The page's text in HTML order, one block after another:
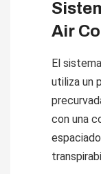
Air
El
utiliza un
con una